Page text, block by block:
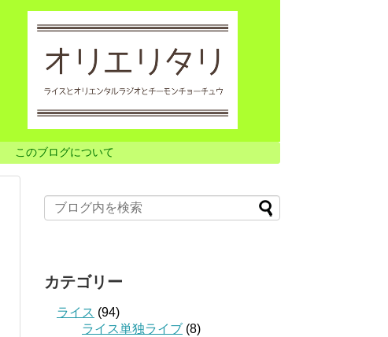
このブログについて
カテゴリー
ライス (94)
ライス単独ライブ (8)